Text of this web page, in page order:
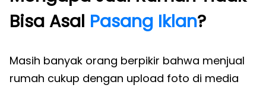
Bisa Asal Pasang Iklan?
Masih banyak orang berpikir bahwa menjual
rumah cukup dengan upload foto di media